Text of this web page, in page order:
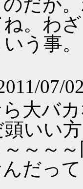
だが
。わ
う事
07/
大バ
いい
～～
だっ